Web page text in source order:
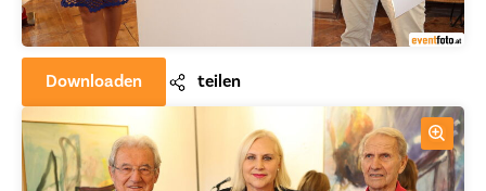
Downloaden teilen